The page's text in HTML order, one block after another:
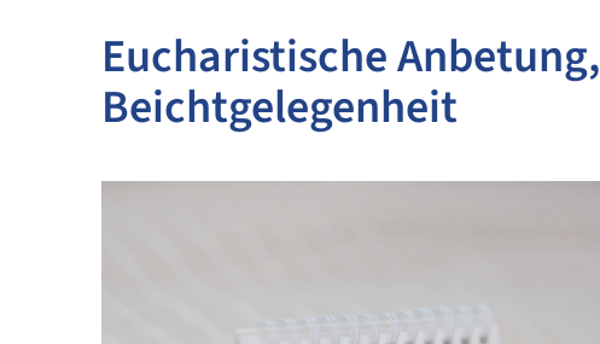
Eucharistische Anbetung,
Beichtgelegenheit